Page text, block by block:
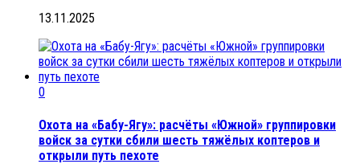
13.11.2025
0
Охота на «Бабу-Ягу»: расчёты «Южной» группировки
войск за сутки сбили шесть тяжёлых коптеров и
открыли путь пехоте